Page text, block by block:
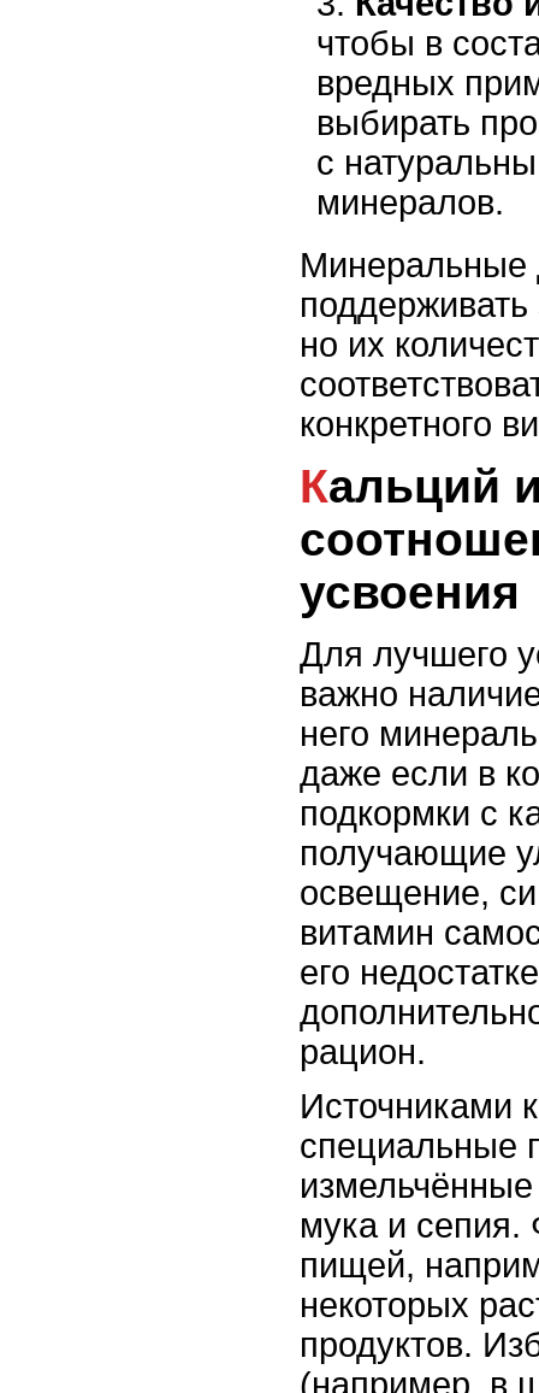
чтобы в
вредных
выбирать
с
минералов.
Минеральные
но их
конкретного
Кальций и фосфор:
усвоения
Для лучшего
важно
него
даже если в
подкормки с
получающие
освещение,
витамин
его
рацион.
Источниками
специальные
мука и сепия.
пищей,
некоторых
продуктов.
(например, в